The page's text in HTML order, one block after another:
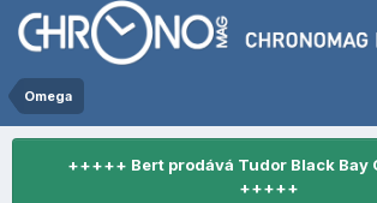
Omega
+++++ Bert prodává Tudor Black Bay
+++++